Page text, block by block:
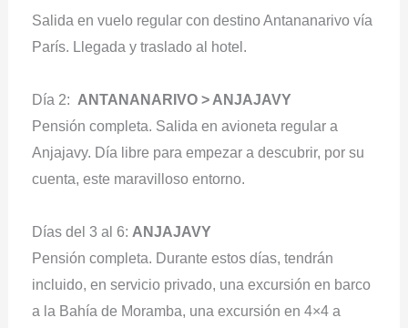
Salida en vuelo regular con destino Antananarivo vía
París. Llegada y traslado al hotel.
Día 2: ANTANANARIVO > ANJAJAVY
Pensión completa. Salida en avioneta regular a
Anjajavy. Día libre para empezar a descubrir, por su
cuenta, este maravilloso entorno.
Días del 3 al 6: ANJAJAVY
Pensión completa. Durante estos días, tendrán
incluido, en servicio privado, una excursión en barco
a la Bahía de Moramba, una excursión en 4×4 a